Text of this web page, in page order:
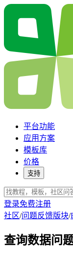
平台功能
应用方案
模板库
价格
支持
登录免费注册
社区/问题反馈版块/
查询数据问